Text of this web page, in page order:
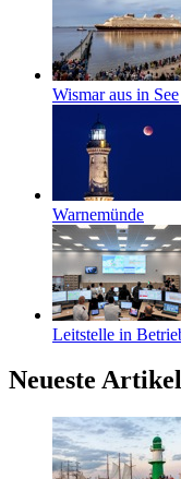
Wismar aus in See
Warnemünde
Leitstelle in
Neueste Artikel